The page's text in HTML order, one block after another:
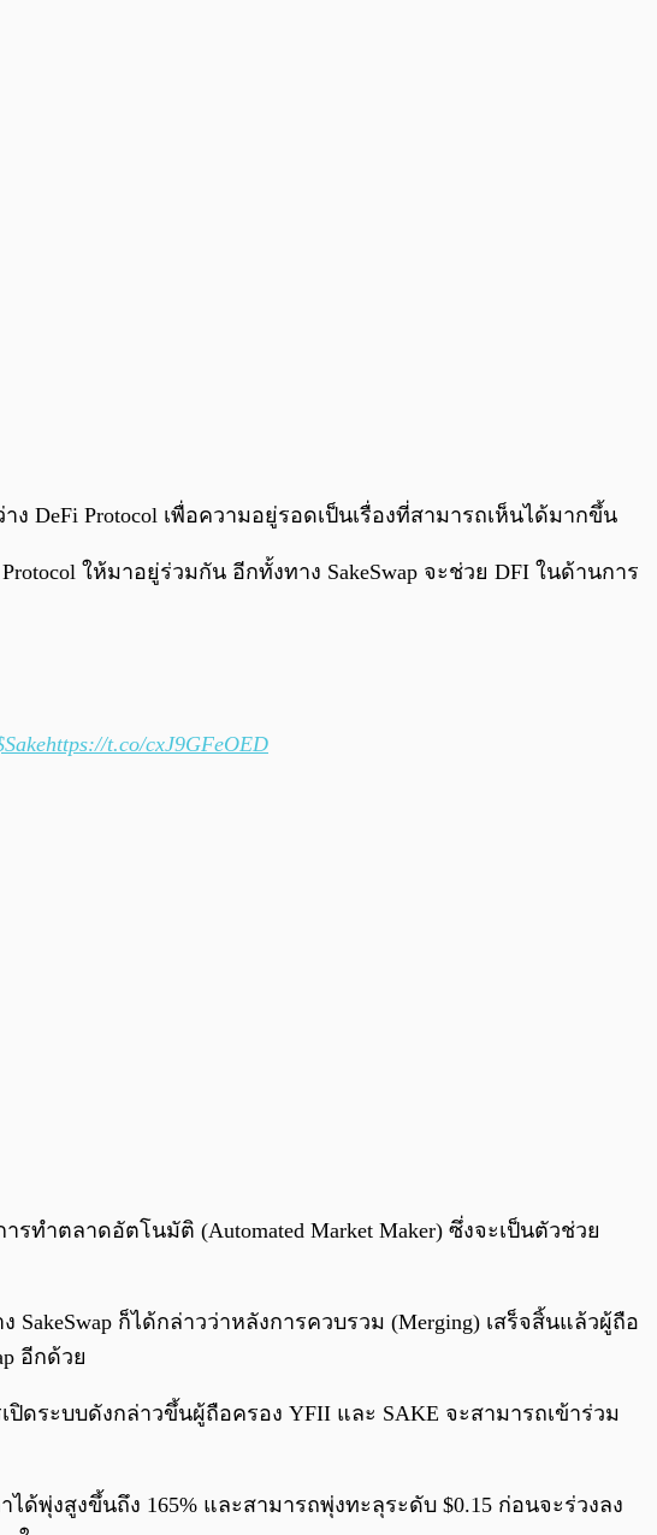
0:00 / 0:00
DeFi Protocol เพื่อความอยู่รอดเป็นเรื่องที่สามารถเห็นได้มากขึ้น
ให้มาอยู่ร่วมกัน อีกทั้งทาง SakeSwap จะช่วย DFI ในด้านการ
https://t.co/cxJ9GFeOED
ทำตลาดอัตโนมัติ (Automated Market Maker) ซึ่งจะเป็นตัวช่วย
SakeSwap ก็ได้กล่าวว่าหลังการควบรวม (Merging) เสร็จสิ้นแล้วผู้ถือ
อีกด้วย
ดระบบดังกล่าวขึ้นผู้ถือครอง YFII และ SAKE จะสามารถเข้าร่วม
ด้พุ่งสูงขึ้นถึง 165% และสามารถพุ่งทะลุระดับ $0.15 ก่อนจะร่วงลง